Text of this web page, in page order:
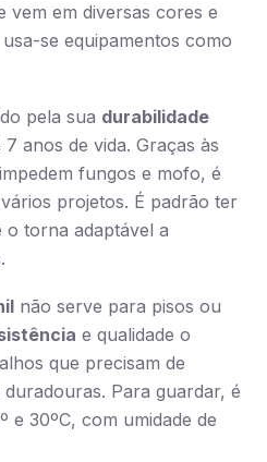
vem em diversas cores e
se equipamentos como
pela sua durabilidade
anos de vida. Graças às
fungos e mofo, é
projetos. É padrão ter
o torna adaptável a
não serve para pisos ou
e qualidade o
que precisam de
Para guardar, é
e 30ºC, com umidade de